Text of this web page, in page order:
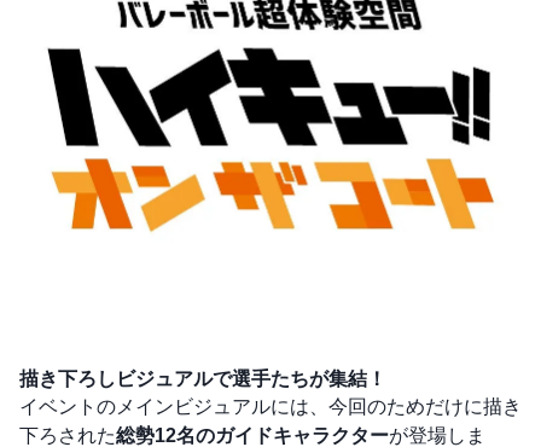
描き下ろしビジュアルで選手たちが集結！
イベントのメインビジュアルには、今回のためだけに描き
下ろされた総勢12名のガイドキャラクターが登場しま